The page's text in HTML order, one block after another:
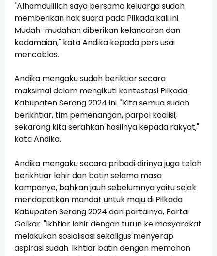
"Alhamdulillah saya bersama keluarga sudah
memberikan hak suara pada Pilkada kali ini.
Mudah-mudahan diberikan kelancaran dan
kedamaian," kata Andika kepada pers usai
mencoblos.
Andika mengaku sudah beriktiar secara
maksimal dalam mengikuti kontestasi Pilkada
Kabupaten Serang 2024 ini. "Kita semua sudah
berikhtiar, tim pemenangan, parpol koalisi,
sekarang kita serahkan hasilnya kepada rakyat,"
kata Andika.
Andika mengaku secara pribadi dirinya juga telah
berikhtiar lahir dan batin selama masa
kampanye, bahkan jauh sebelumnya yaitu sejak
mendapatkan mandat untuk maju di Pilkada
Kabupaten Serang 2024 dari partainya, Partai
Golkar. "Ikhtiar lahir dengan turun ke masyarakat
melakukan sosialisasi sekaligus menyerap
aspirasi sudah. Ikhtiar batin dengan memohon